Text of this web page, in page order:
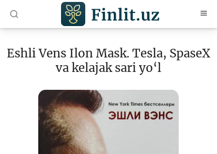
Maqolalar
Moliyaviy savodxonlik bo‘yicha kitoblar
Eshli Vens Ilon Mask. Tesla, SpaseX
va kelajak sari yo‘l